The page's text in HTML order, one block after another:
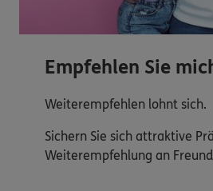
Empfehlen Sie
Weiterempfehlen lohnt sich.
Sichern Sie sich attraktive
Weiterempfehlung an